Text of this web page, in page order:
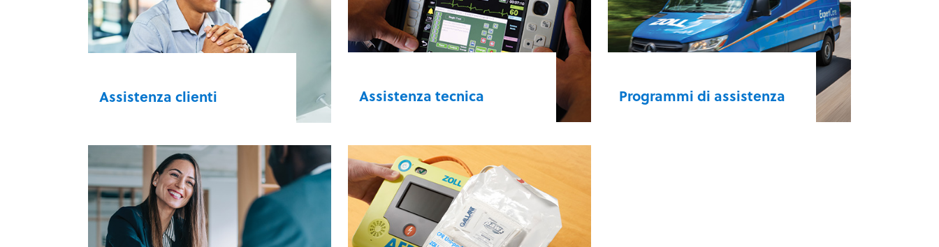
Assistenza clienti
Assistenza clienti
Assistenza tecnica
Assistenza tecnica
Programmi di assistenza